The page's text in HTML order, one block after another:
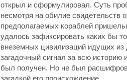
открыл и сформулировал. Суть
несмотря на обилие свидетельств
предполагаемых кораблей
удалось зафиксировать каких бы
внеземных цивилизаций идущих из
загадочный сигнал за всю историю
был получен. Но не был